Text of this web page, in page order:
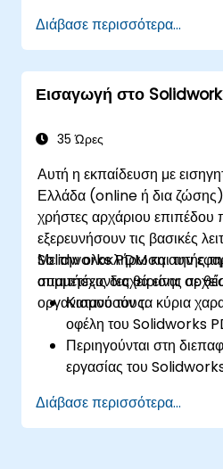
(sweeps), οι
επιφάνειες.
Εφαρμόζουν πίνακες
παραμετρικούς
για την επαλήθευση των
Διάβασε περισσότερα...
Εισαγωγή στο
35 Ώρες
Αυτή η εκπαίδευση με
Ελλάδα (online ή δια ζώσης)
χρήστες αρχάριου
εξερευνήσουν τις βασικές
Solidworks PDM και την
απαιτήσεις διαχείρισης
οργανισμού τους.
Με την ολοκλήρωση αυτής
συμμετέχοντες θα είναι σε
Κατανοούν τα κύρια
οφέλη του Solidworks
Περιηγούνται στη
εργασίας του
όπως check-in/check-
διαχείριση εκδόσεων
Διάβασε περισσότερα...